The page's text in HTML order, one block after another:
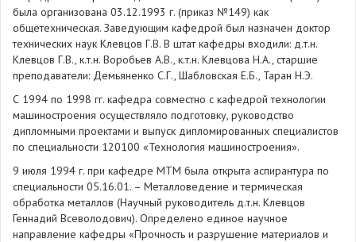
была организована 03.12.1993 г. (приказ №149) как
общетехническая. Заведующим кафедрой был назначен доктор
технических наук Клевцов Г.В. В штат кафедры входили: д.т.н.
Клевцов Г.В., к.т.н. Воробьев А.В., к.т.н. Клевцова Н.А., старшие
преподаватели: Демьяненко С.Г., Шабловская Е.Б., Таран Н.Э.
С 1994 по 1998 гг. кафедра совместно с кафедрой технологии
машиностроения осуществляло подготовку, руководство
дипломными проектами и выпуск дипломированных специалистов
по специальности 120100 «Технология машиностроения».
9 июля 1994 г. при кафедре МТМ была открыта аспирантура по
специальности 05.16.01. – Металловедение и термическая
обработка металлов (Научный руководитель д.т.н. Клевцов
Геннадий Всеволодович). Определено единое научное
направление кафедры «Прочность и разрушение материалов и